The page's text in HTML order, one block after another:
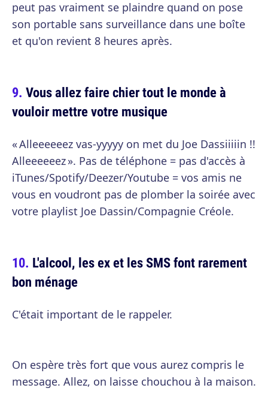
peut pas vraiment se plaindre quand on pose
son portable sans surveillance dans une boîte
et qu'on revient 8 heures après.
Vous allez faire chier tout le monde à
vouloir mettre votre musique
« Alleeeeeez vas-yyyyy on met du Joe Dassiiiiin !!
Alleeeeeez ». Pas de téléphone = pas d'accès à
iTunes/Spotify/Deezer/Youtube = vos amis ne
vous en voudront pas de plomber la soirée avec
votre playlist Joe Dassin/Compagnie Créole.
L'alcool, les ex et les SMS font rarement
bon ménage
C'était important de le rappeler.
On espère très fort que vous aurez compris le
message. Allez, on laisse chouchou à la maison.